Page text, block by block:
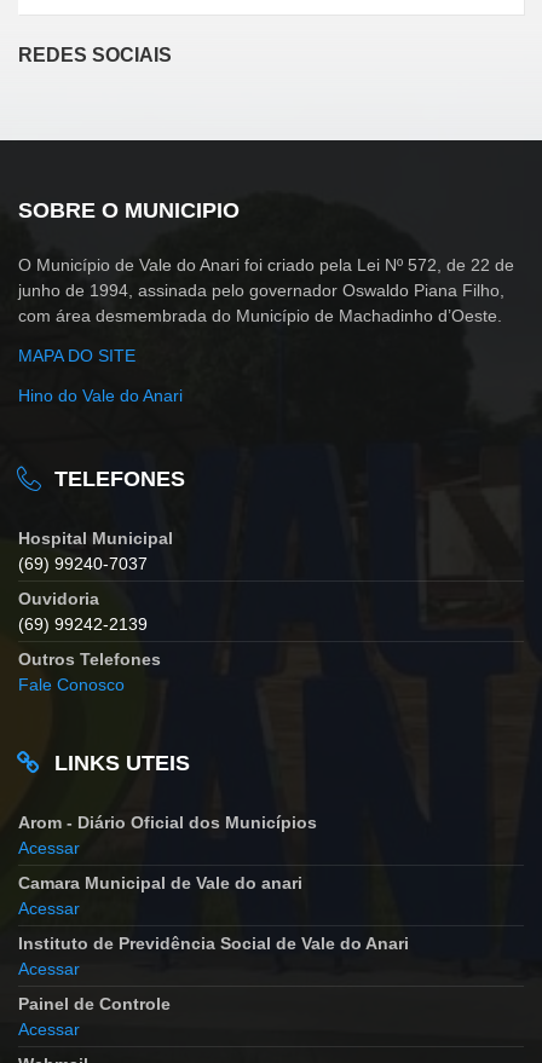
REDES SOCIAIS
SOBRE O MUNICIPIO
O Município de Vale do Anari foi criado pela Lei Nº 572, de 22 de
junho de 1994, assinada pelo governador Oswaldo Piana Filho,
com área desmembrada do Município de Machadinho d’Oeste.
MAPA DO SITE
Hino do Vale do Anari
TELEFONES
Hospital Municipal
(69) 99240-7037
Ouvidoria
(69) 99242-2139
Outros Telefones
Fale Conosco
LINKS UTEIS
Arom - Diário Oficial dos Municípios
Acessar
Camara Municipal de Vale do anari
Acessar
Instituto de Previdência Social de Vale do Anari
Acessar
Painel de Controle
Acessar